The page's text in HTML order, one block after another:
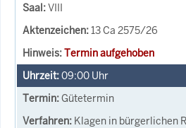
VIII
13 Ca 2575/26
Termin aufgehoben
09:00 Uhr
Gütetermin
Klagen in bürgerlichen